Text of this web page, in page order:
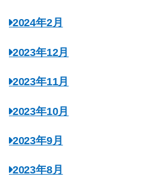
2024年2月
2023年12月
2023年11月
2023年10月
2023年9月
2023年8月